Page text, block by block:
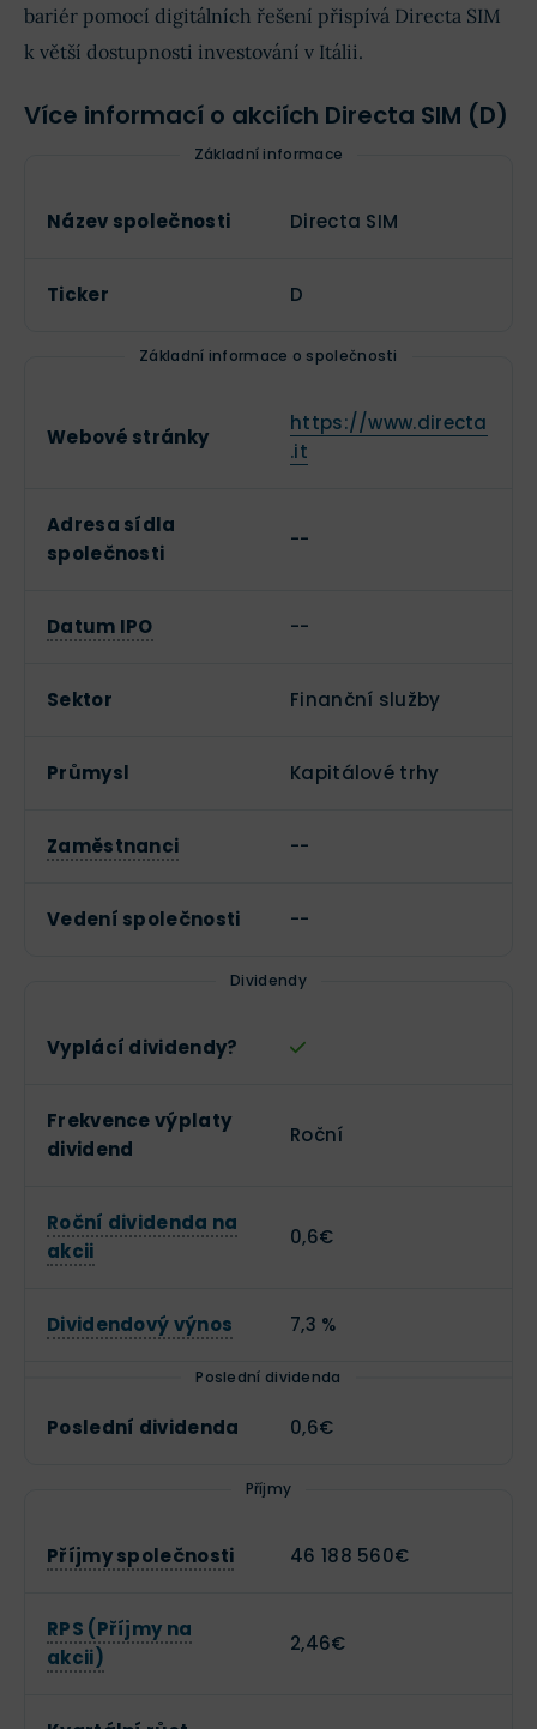
bariér pomocí digitálních řešení přispívá Directa SIM
k větší dostupnosti investování v Itálii.
Více informací o akciích Directa SIM (D)
Základní informace
Název společnosti Directa SIM
Ticker D
Základní informace o společnosti
Webové stránky
https://www.directa
.it
Adresa sídla
společnosti
--
Datum IPO --
Sektor Finanční služby
Průmysl Kapitálové trhy
Zaměstnanci --
Vedení společnosti --
Dividendy
Vyplácí dividendy?
Frekvence výplaty
dividend
Roční
Roční dividenda na
akcii
0,6€
Dividendový výnos 7,3 %
Poslední dividenda
Poslední dividenda 0,6€
Příjmy
Příjmy společnosti 46 188 560€
RPS (Příjmy na
akcii)
2,46€